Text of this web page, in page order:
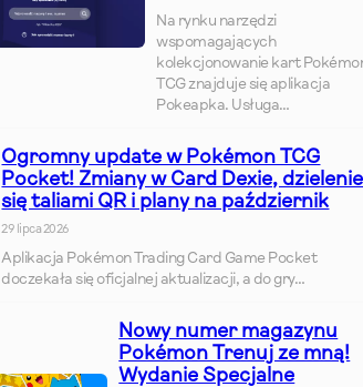
Na rynku narzędzi
wspomagających
kolekcjonowanie kart
TCG znajduje się aplikacja
Pokeapka. Usługa…
Ogromny update w Pokémon TCG
Pocket! Zmiany w Card Dexie, dzielenie
się taliami QR i plany na październik
29 lipca 2026
Aplikacja Pokémon Trading Card Game Pocket
doczekała się oficjalnej aktualizacji, a do gry…
Nowy numer magazynu
Pokémon Trenuj ze mną!
Wydanie Specjalne